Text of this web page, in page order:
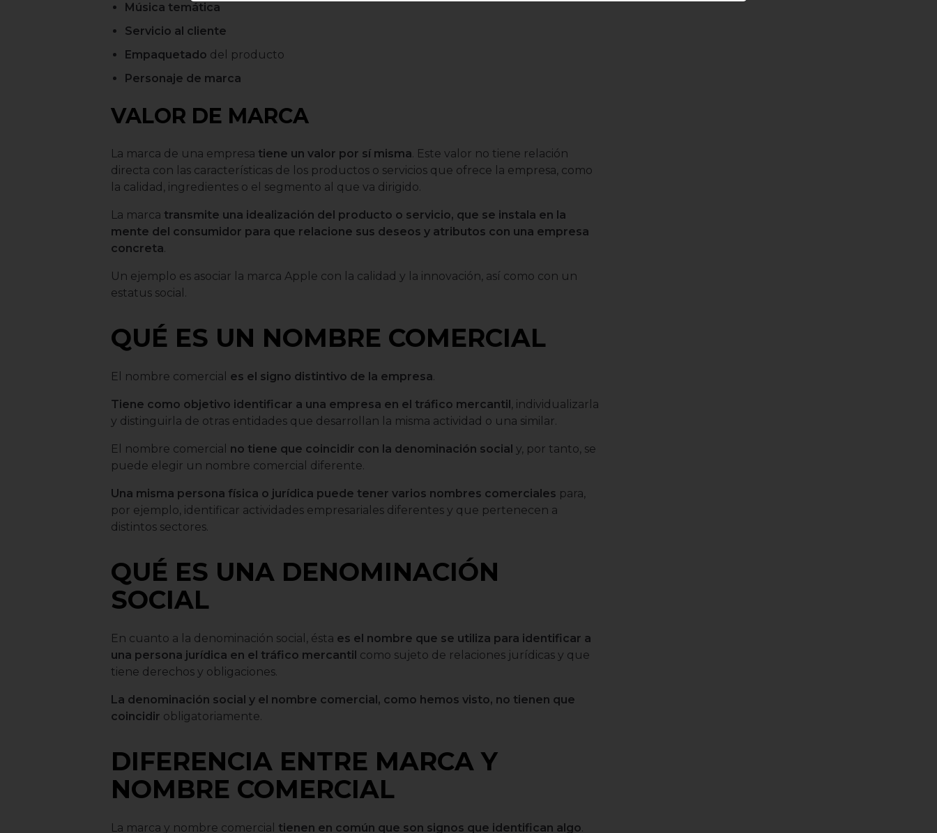
Música temática
Servicio al cliente
Empaquetado del producto
Personaje de marca
VALOR DE MARCA
La marca de una empresa tiene un valor por sí misma. Este valor no tiene relación
directa con las características de los productos o servicios que ofrece la empresa, como
la calidad, ingredientes o el segmento al que va dirigido.
La marca transmite una idealización del producto o servicio, que se instala en la
mente del consumidor para que relacione sus deseos y atributos con una empresa
concreta.
Un ejemplo es asociar la marca Apple con la calidad y la innovación, así como con un
estatus social.
QUÉ ES UN NOMBRE COMERCIAL
El nombre comercial es el signo distintivo de la empresa.
Tiene como objetivo identificar a una empresa en el tráfico mercantil, individualizarla
y distinguirla de otras entidades que desarrollan la misma actividad o una similar.
El nombre comercial no tiene que coincidir con la denominación social y, por tanto, se
puede elegir un nombre comercial diferente.
Una misma persona física o jurídica puede tener varios nombres comerciales para,
por ejemplo, identificar actividades empresariales diferentes y que pertenecen a
distintos sectores.
QUÉ ES UNA DENOMINACIÓN
SOCIAL
En cuanto a la denominación social, ésta es el nombre que se utiliza para identificar a
una persona jurídica en el tráfico mercantil como sujeto de relaciones jurídicas y que
tiene derechos y obligaciones.
La denominación social y el nombre comercial, como hemos visto, no tienen que
coincidir obligatoriamente.
DIFERENCIA ENTRE MARCA Y
NOMBRE COMERCIAL
La marca y nombre comercial tienen en común que son signos que identifican algo.